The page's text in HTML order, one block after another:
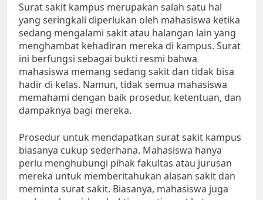
Surat sakit kampus merupakan salah satu hal
yang seringkali diperlukan oleh mahasiswa ketika
sedang mengalami sakit atau halangan lain yang
menghambat kehadiran mereka di kampus. Surat
ini berfungsi sebagai bukti resmi bahwa
mahasiswa memang sedang sakit dan tidak bisa
hadir di kelas. Namun, tidak semua mahasiswa
memahami dengan baik prosedur, ketentuan, dan
dampaknya bagi mereka.
Prosedur untuk mendapatkan surat sakit kampus
biasanya cukup sederhana. Mahasiswa hanya
perlu menghubungi pihak fakultas atau jurusan
mereka untuk memberitahukan alasan sakit dan
meminta surat sakit. Biasanya, mahasiswa juga